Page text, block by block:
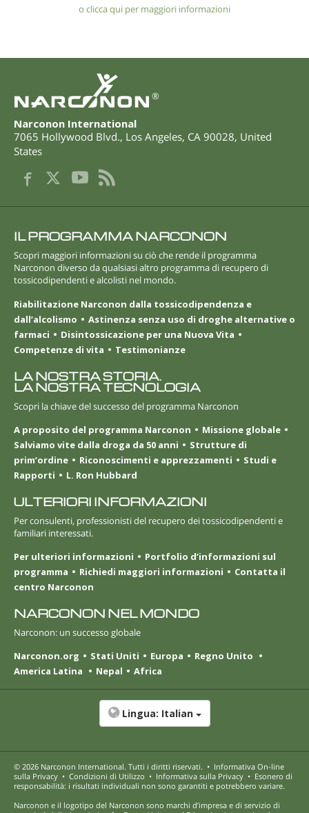
o clicca qui per maggiori informazioni
®
Narconon International
7065 Hollywood Blvd., Los Angeles, CA 90028, United
States
IL PROGRAMMA NARCONON
Scopri maggiori informazioni su ciò che rende il programma
Narconon diverso da qualsiasi altro programma di recupero di
tossicodipendenti e alcolisti nel mondo.
Riabilitazione Narconon dalla tossicodipendenza e
dall’alcolismo
Astinenza senza uso di droghe alternative o
farmaci
Disintossicazione per una Nuova Vita
Competenze di vita
Testimonianze
LA NOSTRA STORIA.
LA NOSTRA TECNOLOGIA
Scopri la chiave del successo del programma Narconon
A proposito del programma Narconon
Missione globale
Salviamo vite dalla droga da 50 anni
Strutture di
prim’ordine
Riconoscimenti e apprezzamenti
Studi e
Rapporti
L. Ron Hubbard
ULTERIORI INFORMAZIONI
Per consulenti, professionisti del recupero dei tossicodipendenti e
familiari interessati.
Per ulteriori informazioni
Portfolio d’informazioni sul
programma
Richiedi maggiori informazioni
Contatta il
centro Narconon
NARCONON NEL MONDO
Narconon: un successo globale
Narconon.org
Stati Uniti Europa
Regno Unito
America Latina
Nepal Africa
Lingua: Italian
© 2026 Narconon International. Tutti i diritti riservati. • Informativa On-line
sulla Privacy • Condizioni di Utilizzo • Informativa sulla Privacy • Esonero di
responsabilità: i risultati individuali non sono garantiti e potrebbero variare.
Narconon e il logotipo del Narconon sono marchi d’impresa e di servizio di